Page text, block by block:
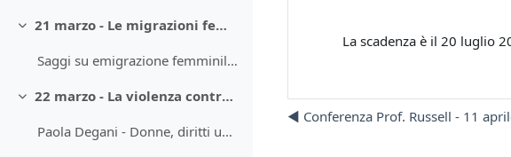
Minimizza
21 marzo - Le migrazioni femminili
Saggi su emigrazione femminile passato e presente
Minimizza
22 marzo - La violenza contro le donne
Paola Degani - Donne, diritti umani e guerra
La scadenza è il 20 luglio
◀︎ Conferenza Prof. Russell - 11